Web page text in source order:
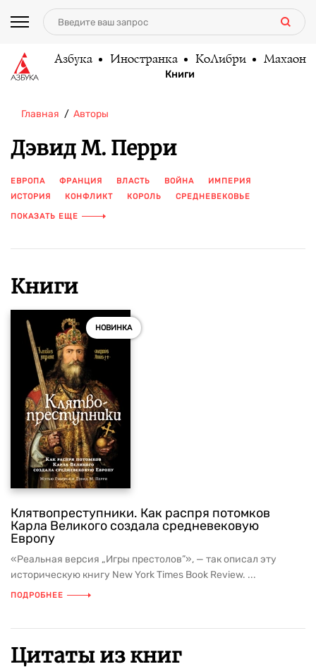
Азбука Иностранка КоЛибри Махаон
Книги
Главная Авторы
Дэвид М. Перри
ЕВРОПА ФРАНЦИЯ ВЛАСТЬ ВОЙНА
ИМПЕРИЯ
ИСТОРИЯ
КОНФЛИКТ КОРОЛЬ
СРЕДНЕВЕКОВЬЕ
СРЕДНИЕ ВЕКА
ПОКАЗАТЬ ЕЩЕ
Книги
НОВИНКА
Клятвопреступники. Как распря потомков
Карла Великого создала средневековую
Европу
«Реальная версия „Игры престолов”», — так описал эту
историческую книгу New York Times Book Review. ...
ПОДРОБНЕЕ
Цитаты из книг